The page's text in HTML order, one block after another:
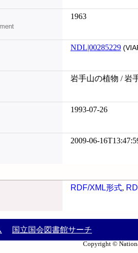
1963
NDL|00285229
岩手山の植物 / 岩
1993-07-26
2009-06-
RDF/XML形式,
国立国会図書館サーチ
Copyright ©